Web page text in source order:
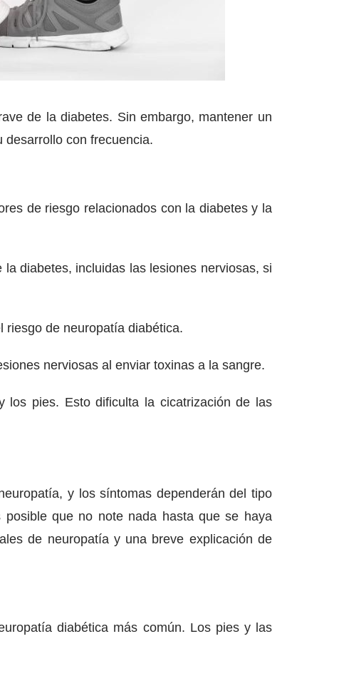
de la diabetes. Sin embargo, mantener un
desarrollo con frecuencia.
de riesgo relacionados con la diabetes y la
diabetes, incluidas las lesiones nerviosas, si
riesgo de neuropatía diabética.
nerviosas al enviar toxinas a la sangre.
los pies. Esto dificulta la cicatrización de las
y los síntomas dependerán del tipo
que no note nada hasta que se haya
de neuropatía y una breve explicación de
diabética más común. Los pies y las